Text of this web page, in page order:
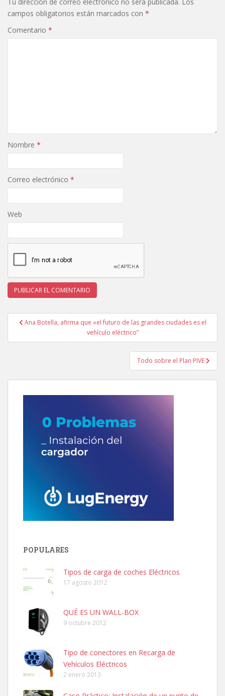
Tu dirección de correo electrónico no será publicada. Los
campos obligatorios están marcados con *
Comentario *
Nombre *
Correo electrónico *
Web
Navegación
entradas
Ana Botella, afirma que «el futuro de las grandes ciudades es el
vehículo eléctrico”
Todo sobre el Plan PIVE
POPULARES
Tipos de carga de coches Eléctricos
17 agosto 2012
QUÉ ES UN WALL-BOX
9 octubre 2012
Tipo de conectores en Recarga de
Vehículos Eléctricos
2 enero 2013